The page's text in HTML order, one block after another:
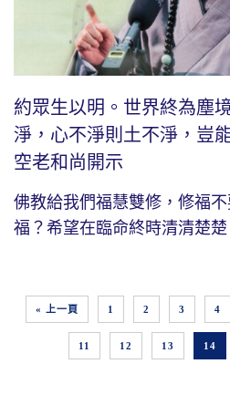
約眾生以明。世界終為塵
淨，心不淨則土不淨，豈
空老和尚開示
佛教給我們福慧雙修，修福
福？希望在臨命終時清清楚
« 上一頁 1 2 3 4
11 12 13 14